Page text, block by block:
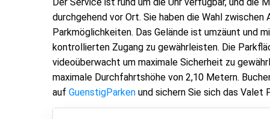
durchgehend vor Ort. Sie haben die Wahl
Parkmöglichkeiten. Das Gelände ist umzäunt und
kontrollierten Zugang zu gewährleisten. Die
videoüberwacht um maximale Sicherheit zu
maximale Durchfahrtshöhe von 2,10 Metern.
auf GuenstigParken und sichern Sie sich das Valet